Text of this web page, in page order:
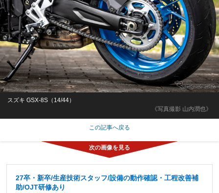
《写真撮影 山内潤也》
スズキ GSX-8S（14/44）
この記事へ戻る
27卒・新卒/生産技術スタッフ/設備の動作確認・工程改善補
助/OJT研修あり